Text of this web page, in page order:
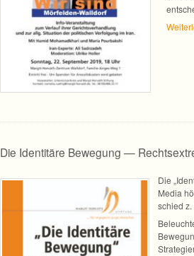
Die Identitäre Bewegung —
Die
Media
schied